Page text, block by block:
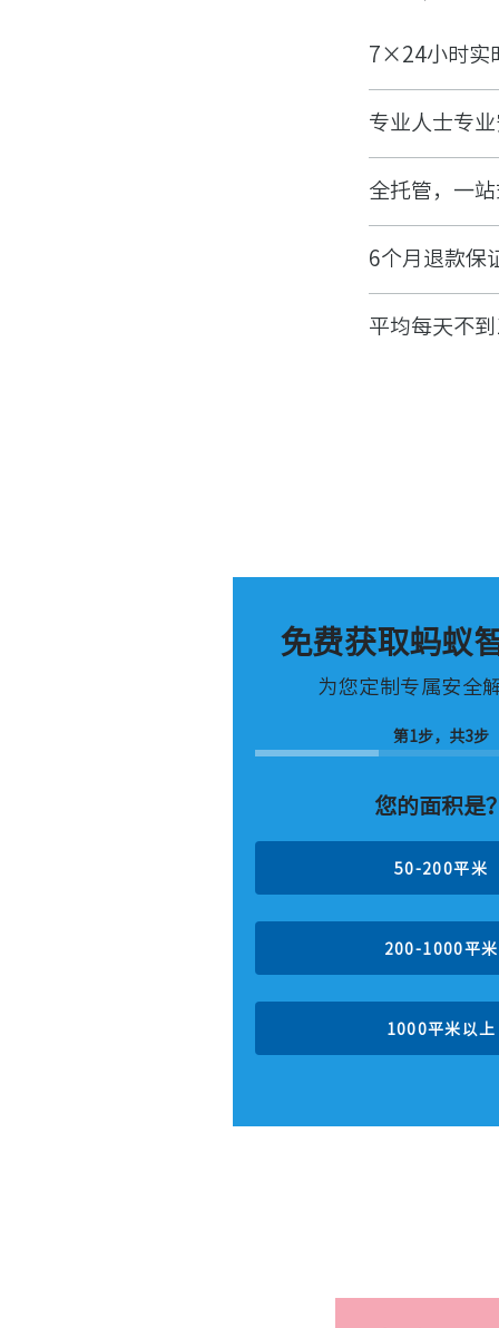
7×24小时实
专业人士专
全托管，一
6个月退款保
平均每天不
免费获取蚂蚁
为您定制专属安全
第1步，共3步
您的面积是
50-200平米
200-1000平米
1000平米以上